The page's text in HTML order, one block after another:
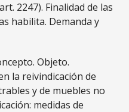
2247). Finalidad de las
habilita. Demanda y
Objeto.
la reivindicación de
y de muebles no
medidas de